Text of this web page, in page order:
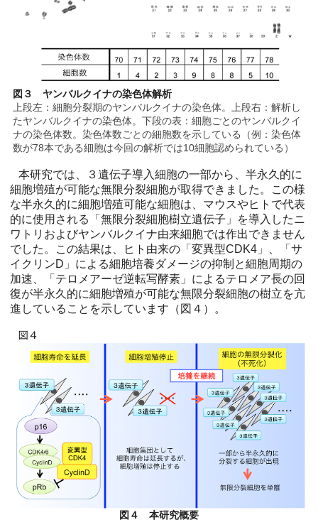
図３ ヤンバルクイナの染色体解析
上段左：細胞分裂期のヤンバルクイナの染色体。上段右：解析し
たヤンバルクイナの染色体。下段の表：細胞ごとのヤンバルクイ
ナの染色体数。染色体数ごとの細胞数を示している（例：染色体
数が78本である細胞は今回の解析では10細胞認められている）
本研究では、３遺伝子導入細胞の一部から、半永久的に
細胞増殖が可能な無限分裂細胞が取得できました。この様
な半永久的に細胞増殖可能な細胞は、マウスやヒトで代表
的に使用される「無限分裂細胞樹立遺伝子」を導入したニ
ワトリおよびヤンバルクイナ由来細胞では作出できません
でした。この結果は、ヒト由来の「変異型CDK4」、「サ
イクリンD」による細胞培養ダメージの抑制と細胞周期の
加速、「テロメアーゼ逆転写酵素」によるテロメア長の回
復が半永久的に細胞増殖が可能な無限分裂細胞の樹立を亢
進していることを示しています（図４）。
図４ 本研究概要